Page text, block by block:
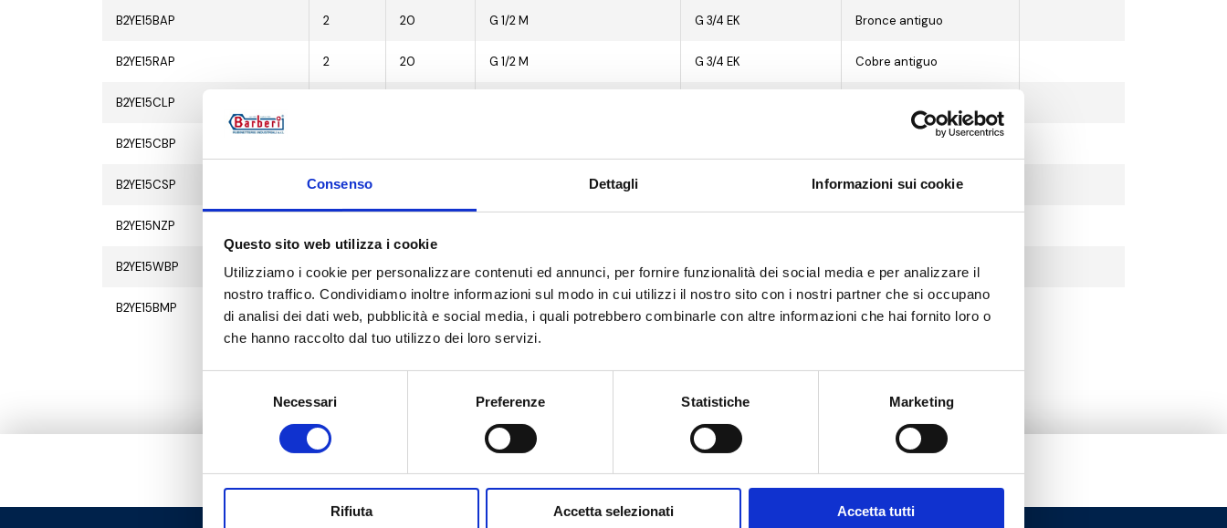
Consenso Dettagli Informazioni sui cookie
Questo sito web utilizza i cookie
Utilizziamo i cookie per personalizzare contenuti ed annunci, per fornire funzionalità dei social media e per analizzare il
nostro traffico. Condividiamo inoltre informazioni sul modo in cui utilizzi il nostro sito con i nostri partner che si occupano
di analisi dei dati web, pubblicità e social media, i quali potrebbero combinarle con altre informazioni che hai fornito loro o
che hanno raccolto dal tuo utilizzo dei loro servizi.
Necessari Preferenze Statistiche Marketing
Rifiuta Accetta selezionati Accetta tutti
B2YE15BAP 2 20 G 1/2 M G 3/4 EK Bronce antiguo
B2YE15RAP 2 20 G 1/2 M G 3/4 EK Cobre antiguo
B2YE15CLP
B2YE15CBP
B2YE15CSP 2 Cromo satinado
B2YE15NZP
B2YE15WBP 2 20 G 1/2 M G 3/4 EK Blanco
B2YE15BMP 2 20 G 1/2 M G 3/4 EK Negro
¿Necesitas ayuda?